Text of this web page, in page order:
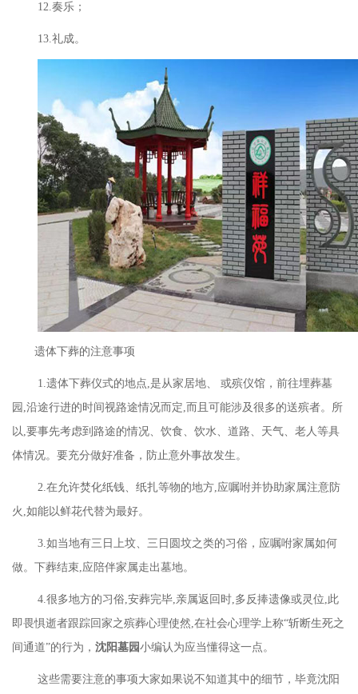
12.奏乐；
13.礼成。
遗体下葬的注意事项
1.遗体下葬仪式的地点,是从家居地、 或殡仪馆，前往埋葬墓
园,沿途行进的时间视路途情况而定,而且可能涉及很多的送殡者。所
以,要事先考虑到路途的情况、饮食、饮水、道路、天气、老人等具
体情况。要充分做好准备，防止意外事故发生。
2.在允许焚化纸钱、纸扎等物的地方,应嘱咐并协助家属注意防
火,如能以鲜花代替为最好。
3.如当地有三日上坟、三日圆坟之类的习俗，应嘱咐家属如何
做。下葬结束,应陪伴家属走出墓地。
4.很多地方的习俗,安葬完毕,亲属返回时,多反捧遗像或灵位,此
即畏惧逝者跟踪回家之殡葬心理使然,在社会心理学上称“斩断生死之
间通道”的行为， 沈阳墓园小编认为应当懂得这一点。
这些需要注意的事项大家如果说不知道其中的细节，毕竟沈阳